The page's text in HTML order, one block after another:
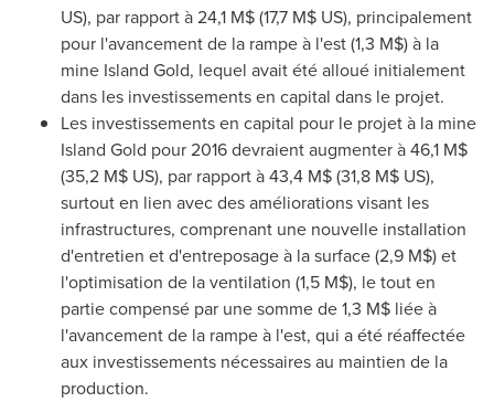
US), par rapport à 24,1 M$ (17,7 M$ US), principalement
pour l'avancement de la rampe à l'est (1,3 M$) à la
mine Island Gold, lequel avait été alloué initialement
dans les investissements en capital dans le projet.
Les investissements en capital pour le projet à la mine
Island Gold pour 2016 devraient augmenter à 46,1 M$
(35,2 M$ US), par rapport à 43,4 M$ (31,8 M$ US),
surtout en lien avec des améliorations visant les
infrastructures, comprenant une nouvelle installation
d'entretien et d'entreposage à la surface (2,9 M$) et
l'optimisation de la ventilation (1,5 M$), le tout en
partie compensé par une somme de 1,3 M$ liée à
l'avancement de la rampe à l'est, qui a été réaffectée
aux investissements nécessaires au maintien de la
production.